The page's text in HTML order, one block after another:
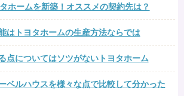
ホームを新築！オススメの契約先は？
はトヨタホームの生産方法ならでは
点についてはソツがないトヨタホーム
ベルハウスを様々な点で比較して分かった